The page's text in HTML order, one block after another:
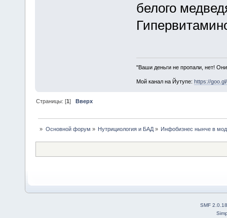
белого
"Ваши деньги не пропали, нет!
Мой канал на Йутупе: https://
Страницы: [1]Вверх
» Основной форум » Нутрициология и БАД» Инфобизнес нынче в
SMF 2.0.18